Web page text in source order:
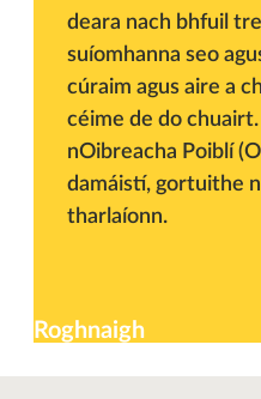
deara nach bhfuil
suíomhanna seo
cúraim agus aire a
céime de do
nOibreacha Poiblí
damáistí, gortuithe
tharlaíonn.
Roghnaigh